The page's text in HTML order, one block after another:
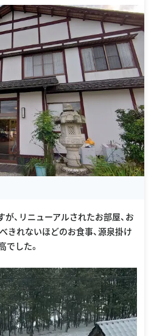
、リニューアルされたお部屋、お
きれないほどのお食事、源泉掛け
した。